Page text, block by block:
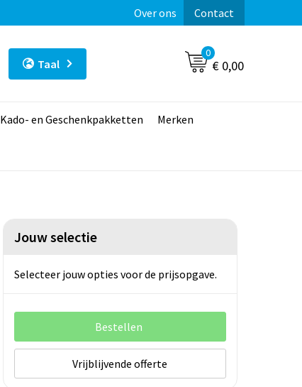
Over ons Contact
Taal
0
€ 0,00
Kado- en Geschenkpakketten Merken
Jouw selectie
Selecteer jouw opties voor de prijsopgave.
Bestellen
Vrijblijvende offerte